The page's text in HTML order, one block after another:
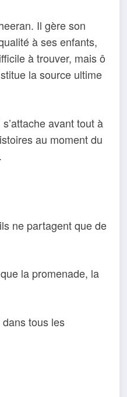
Il gère son
à ses enfants,
à trouver, mais ô
la source ultime
avant tout à
au moment du
ne partagent que de
la promenade, la
tous les